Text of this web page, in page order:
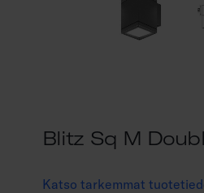
Blitz Sq M
Katso tarkemmat